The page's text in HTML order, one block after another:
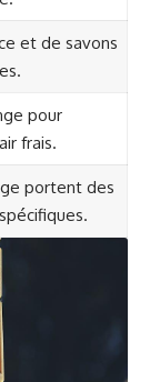
et de savons
pour
frais.
portent des